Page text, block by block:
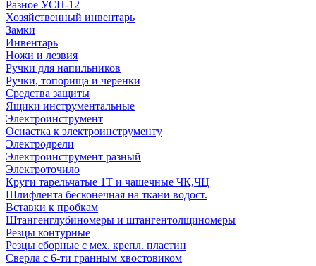
Разное УСП-12
Хозяйственный инвентарь
Замки
Инвентарь
Ножи и лезвия
Ручки для напильников
Ручки, топорища и черенки
Средства защиты
Ящики инструментальные
Электроинструмент
Оснастка к электроинструменту
Электродрели
Электроинструмент разный
Электроточило
Круги тарельчатые 1Т и чашечные ЧК,ЧЦ
Шлифлента бесконечная на ткани водост.
Вставки к пробкам
Штангенглубиномеры и штангентолщиномеры
Резцы контурные
Резцы сборные с мех. крепл. пластин
Сверла с 6-ти гранным хвостовиком